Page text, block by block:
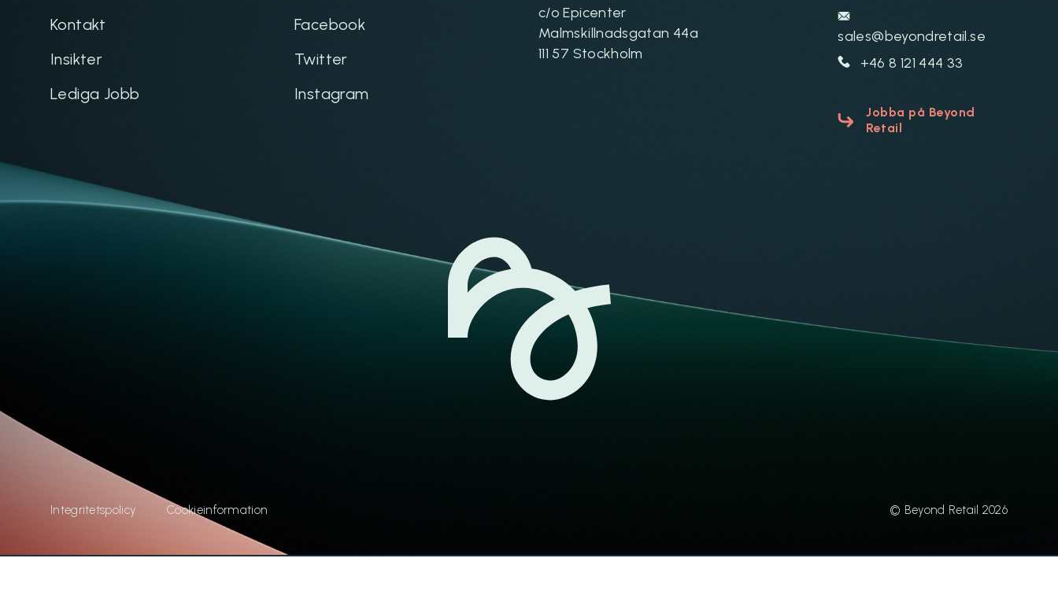
Kontakt
Insikter
Lediga Jobb
Facebook
Twitter
Instagram
c/o Epicenter
Malmskillnadsgatan 44a
111 57 Stockholm
sales@beyondretail.se
+46 8 121 444 33
Jobba på Beyond
Retail
Integritetspolicy Cookieinformation © Beyond Retail 2026